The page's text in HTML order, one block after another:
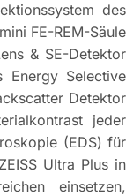
des
FE-REM-Säule
& SE-Detektor
Energy Selective
Detektor
jeder
(EDS) für
Ultra Plus in
einsetzen,